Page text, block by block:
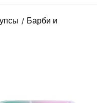
Барби и
будет
поля